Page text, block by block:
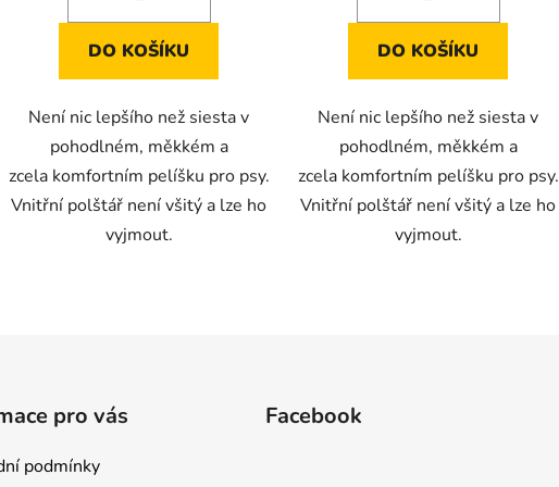
DO KOŠÍKU
Není nic lepšího než siesta v
pohodlném, měkkém a
zcela komfortním pelíšku pro psy.
Vnitřní polštář není všitý a lze ho
vyjmout.
DO KOŠÍKU
Není nic lepšího než siesta v
pohodlném, měkkém a
zcela komfortním pelíšku pro psy.
Vnitřní polštář není všitý a lze ho
vyjmout.
pro vás
podmínky
Facebook